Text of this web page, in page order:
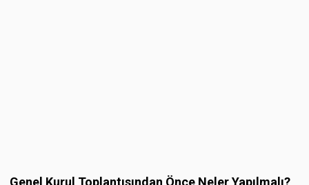
Genel Kurul Toplantısından Önce Neler Yapılmalı?